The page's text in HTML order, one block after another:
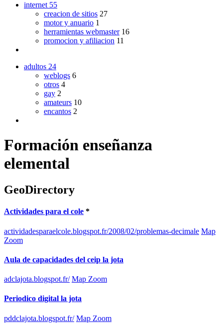
internet 55
creacion de sitios 27
motor y anuario 1
herramientas webmaster 16
promocion y afiliacion 11
adultos 24
weblogs 6
otros 4
gay 2
amateurs 10
encantos 2
Formación enseñanza
elemental
GeoDirectory
Actividades para el cole *
actividadesparaelcole.blogspot.fr/2008/02/problemas-decimale Map
Zoom
Aula de capacidades del ceip la jota
adclajota.blogspot.fr/ Map Zoom
Periodico digital la jota
pddclajota.blogspot.fr/ Map Zoom